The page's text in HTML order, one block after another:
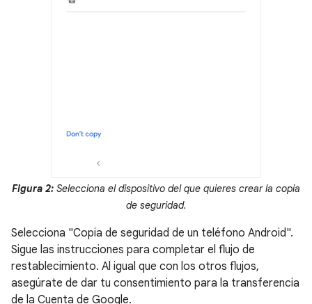
Figura 2: Selecciona el dispositivo del que quieres crear la copia
de seguridad.
Selecciona "Copia de seguridad de un teléfono Android".
Sigue las instrucciones para completar el flujo de
restablecimiento. Al igual que con los otros flujos,
asegúrate de dar tu consentimiento para la transferencia
de la Cuenta de Google.